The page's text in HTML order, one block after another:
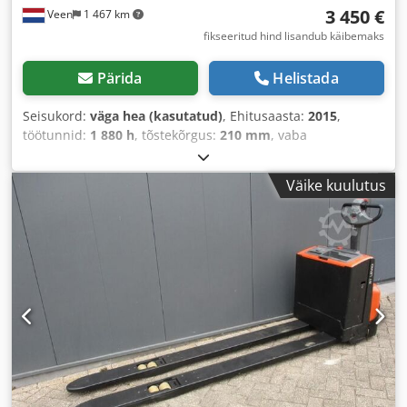
Veen 1 467 km 3 450 €
fikseeritud hind lisandub käibemaks
Pärida Helistada
Seisukord: väga hea (kasutatud), Ehitusaasta: 2015,
töötunnid: 1 880 h, tõstekõrgus: 210 mm, vaba
, kütuse tüüp:
pikkus:2 000 mm, kahvlilaius:550 mm, kogukõrgus:1 300
Väike kuulutus